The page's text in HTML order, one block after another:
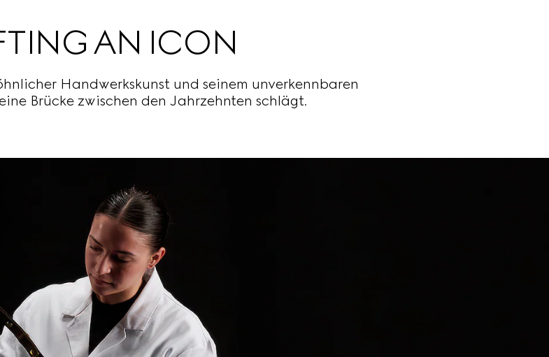
AN ICON
Handwerkskunst und seinem unverkennbaren
Brücke zwischen den Jahrzehnten schlägt.